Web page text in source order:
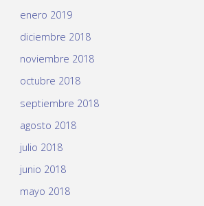
enero 2019
diciembre 2018
noviembre 2018
octubre 2018
septiembre 2018
agosto 2018
julio 2018
junio 2018
mayo 2018